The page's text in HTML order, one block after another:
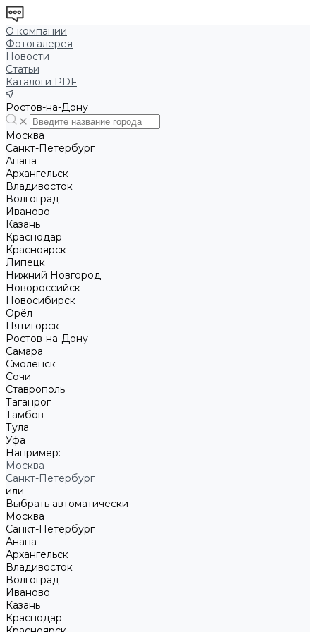
О компании
Фотогалерея
Новости
Статьи
Каталоги PDF
Ростов-на-Дону
Москва
Санкт-Петербург
Анапа
Архангельск
Владивосток
Волгоград
Иваново
Казань
Краснодар
Красноярск
Липецк
Нижний Новгород
Новороссийск
Новосибирск
Орёл
Пятигорск
Ростов-на-Дону
Самара
Смоленск
Сочи
Ставрополь
Таганрог
Тамбов
Тула
Уфа
Например:
Москва
Санкт-Петербург
или
Выбрать автоматически
Москва
Санкт-Петербург
Анапа
Архангельск
Владивосток
Волгоград
Иваново
Казань
Краснодар